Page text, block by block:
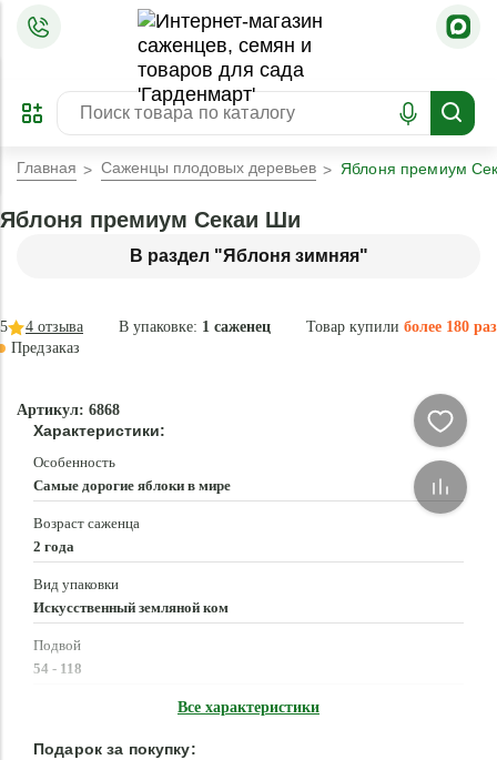
ПРЕДЗАКАЗ
ЗАБРОНИРОВАТЬ
ЛУЧШЕЕ
Главная Саженцы плодовых деревьев Яблоня премиум
В раздел "Яблоня зимняя"
Яблоня премиум Секаи Ши
В упаковке: 1 саженец Товар купили более 180 раз
5 4 отзыва
Предзаказ
Артикул: 6868
Характеристики:
Особенность
Самые дорогие яблоки в мире
Возраст саженца
2 года
Вид упаковки
Искусственный земляной ком
Подвой
54 - 118
Все характеристики
Подарок за покупку: